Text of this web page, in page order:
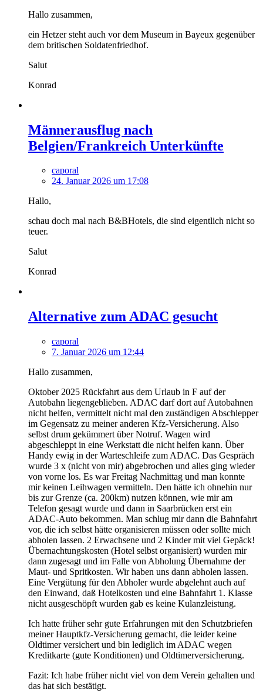
Hallo zusammen,
ein Hetzer steht auch vor dem Museum in Bayeux gegenüber
dem britischen Soldatenfriedhof.
Salut
Konrad
Männerausflug nach
Belgien/Frankreich Unterkünfte
caporal
24. Januar 2026 um 17:08
Hallo,
schau doch mal nach B&BHotels, die sind eigentlich nicht so
teuer.
Salut
Konrad
Alternative zum ADAC gesucht
caporal
7. Januar 2026 um 12:44
Hallo zusammen,
Oktober 2025 Rückfahrt aus dem Urlaub in F auf der
Autobahn liegengeblieben. ADAC darf dort auf Autobahnen
nicht helfen, vermittelt nicht mal den zuständigen Abschlepper
im Gegensatz zu meiner anderen Kfz-Versicherung. Also
selbst drum gekümmert über Notruf. Wagen wird
abgeschleppt in eine Werkstatt die nicht helfen kann. Über
Handy ewig in der Warteschleife zum ADAC. Das Gespräch
wurde 3 x (nicht von mir) abgebrochen und alles ging wieder
von vorne los. Es war Freitag Nachmittag und man konnte
mir keinen Leihwagen vermitteln. Den hätte ich ohnehin nur
bis zur Grenze (ca. 200km) nutzen können, wie mir am
Telefon gesagt wurde und dann in Saarbrücken erst ein
ADAC-Auto bekommen. Man schlug mir dann die Bahnfahrt
vor, die ich selbst hätte organisieren müssen oder sollte mich
abholen lassen. 2 Erwachsene und 2 Kinder mit viel Gepäck!
Übernachtungskosten (Hotel selbst organisiert) wurden mir
dann zugesagt und im Falle von Abholung Übernahme der
Maut- und Spritkosten. Wir haben uns dann abholen lassen.
Eine Vergütung für den Abholer wurde abgelehnt auch auf
den Einwand, daß Hotelkosten und eine Bahnfahrt 1. Klasse
nicht ausgeschöpft wurden gab es keine Kulanzleistung.
Ich hatte früher sehr gute Erfahrungen mit den Schutzbriefen
meiner Hauptkfz-Versicherung gemacht, die leider keine
Oldtimer versichert und bin lediglich im ADAC wegen
Kreditkarte (gute Konditionen) und Oldtimerversicherung.
Fazit: Ich habe früher nicht viel von dem Verein gehalten und
das hat sich bestätigt.